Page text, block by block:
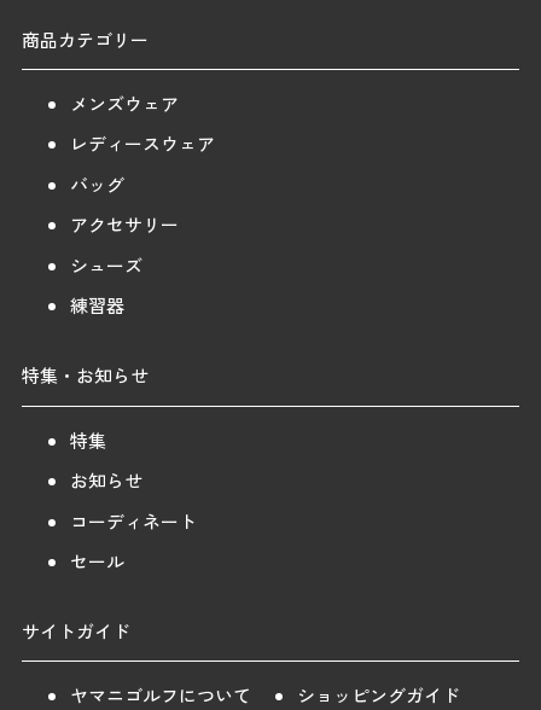
商品カテゴリー
メンズウェア
レディースウェア
バッグ
アクセサリー
シューズ
練習器
特集・お知らせ
特集
お知らせ
コーディネート
セール
サイトガイド
ヤマニゴルフについて ショッピングガイド